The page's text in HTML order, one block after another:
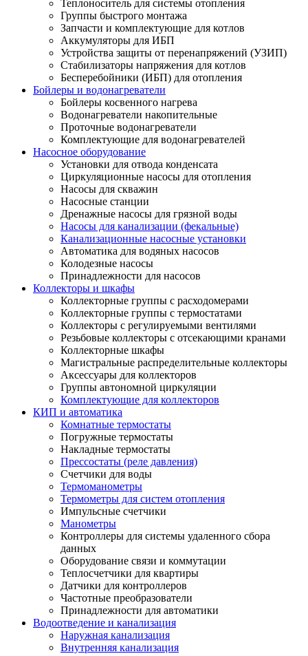
Теплоноситель для системы отопления
Группы быстрого монтажа
Запчасти и комплектующие для котлов
Аккумуляторы для ИБП
Устройства защиты от перенапряжений (УЗИП)
Стабилизаторы напряжения для котлов
Бесперебойники (ИБП) для отопления
Бойлеры и водонагреватели
Бойлеры косвенного нагрева
Водонагреватели накопительные
Проточные водонагреватели
Комплектующие для водонагревателей
Насосное оборудование
Установки для отвода конденсата
Циркуляционные насосы для отопления
Насосы для скважин
Насосные станции
Дренажные насосы для грязной воды
Насосы для канализации (фекальные)
Канализационные насосные установки
Автоматика для водяных насосов
Колодезные насосы
Принадлежности для насосов
Коллекторы и шкафы
Коллекторные группы с расходомерами
Коллекторные группы с термостатами
Коллекторы с регулируемыми вентилями
Резьбовые коллекторы с отсекающими кранами
Коллекторные шкафы
Магистральные распределительные коллекторы
Аксессуары для коллекторов
Группы автономной циркуляции
Комплектующие для коллекторов
КИП и автоматика
Комнатные термостаты
Погружные термостаты
Накладные термостаты
Прессостаты (реле давления)
Счетчики для воды
Термоманометры
Термометры для систем отопления
Импульсные счетчики
Манометры
Контроллеры для системы удаленного сбора
данных
Оборудование связи и коммутации
Теплосчетчики для квартиры
Датчики для контроллеров
Частотные преобразователи
Принадлежности для автоматики
Водоотведение и канализация
Наружная канализация
Внутренняя канализация